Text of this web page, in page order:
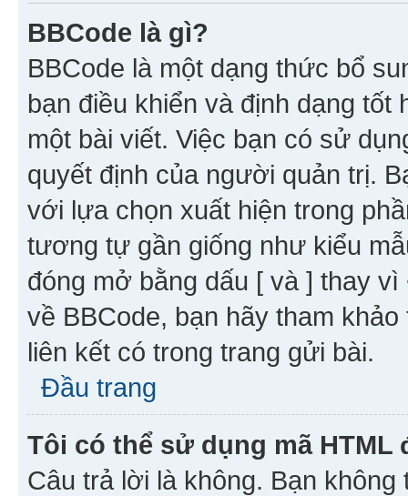
BBCode là gì?
BBCode là một dạng thức bổ
bạn điều khiển và định dạng
một bài viết. Việc bạn có sử
quyết định của người quản trị.
với lựa chọn xuất hiện trong
tương tự gần giống như kiểu
đóng mở bằng dấu [ và ] thay
về BBCode, bạn hãy tham
liên kết có trong trang gửi bài.
Đầu trang
Tôi có thể sử dụng mã
Câu trả lời là không. Bạn